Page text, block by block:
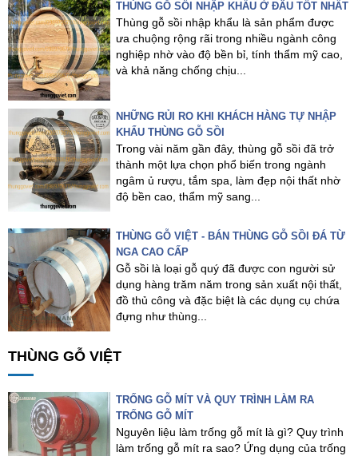
THÙNG GỖ SỒI NHẬP KHẨU Ở ĐÂU TỐT NHẤT
Thùng gỗ sồi nhập khẩu là sản phẩm được
ưa chuộng rộng rãi trong nhiều ngành công
nghiệp nhờ vào độ bền bỉ, tính thẩm mỹ cao,
và khả năng chống chịu...
NHỮNG RỦI RO KHI KHÁCH HÀNG TỰ NHẬP
KHẨU THÙNG GỖ SỒI
Trong vài năm gần đây, thùng gỗ sồi đã trở
thành một lựa chọn phổ biến trong ngành
ngâm ủ rượu, tắm spa, làm đẹp nội thất nhờ
độ bền cao, thẩm mỹ sang...
THÙNG GỖ VIỆT - BÁN THÙNG GỖ SỒI ĐÁ TỪ
NGA CAO CẤP
Gỗ sồi là loại gỗ quý đã được con người sử
dụng hàng trăm năm trong sản xuất nội thất,
đồ thủ công và đặc biệt là các dụng cụ chứa
đựng như thùng...
THÙNG GỖ VIỆT
TRỐNG GỖ MÍT VÀ QUY TRÌNH LÀM RA
TRỐNG GỖ MÍT
Nguyên liệu làm trống gỗ mít là gì? Quy trình
làm trống gỗ mít ra sao? Ứng dụng của trống